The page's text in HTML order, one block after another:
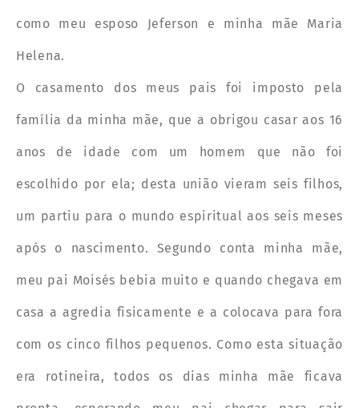
como meu esposo Jeferson e minha mãe Maria
Helena.
O casamento dos meus pais foi imposto pela
família da minha mãe, que a obrigou casar aos 16
anos de idade com um homem que não foi
escolhido por ela; desta união vieram seis filhos,
um partiu para o mundo espiritual aos seis meses
após o nascimento. Segundo conta minha mãe,
meu pai Moisés bebia muito e quando chegava em
casa a agredia fisicamente e a colocava para fora
com os cinco filhos pequenos. Como esta situação
era rotineira, todos os dias minha mãe ficava